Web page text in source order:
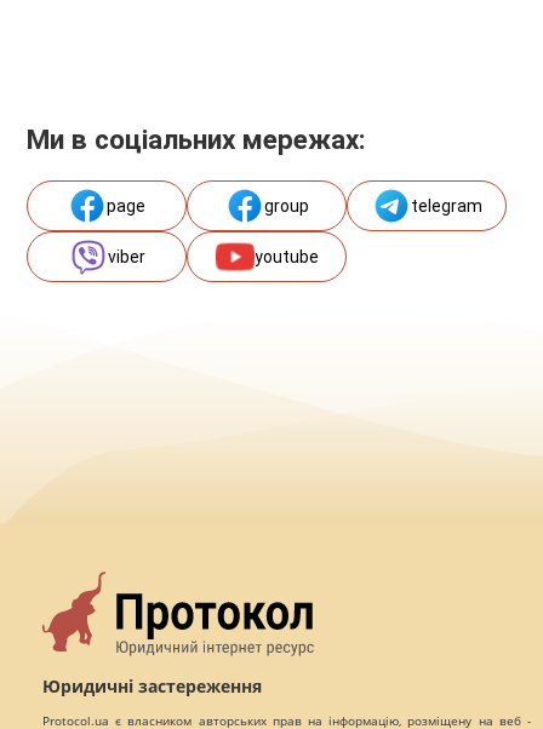
Ми в соціальних мережах:
page group telegram
viber youtube
Юридичні застереження
Protocol.ua є власником авторських прав на інформацію, розміщену на веб -